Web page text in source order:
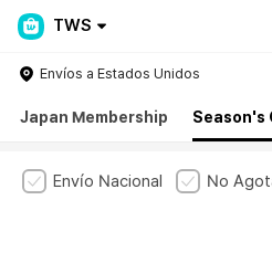
TWS
Envíos a Estados Unidos
Japan Membership Season's
Envío Nacional No